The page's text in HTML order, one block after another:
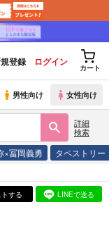
登録 ログイン
カート
男性向け 女性向け
詳細
検索
×冨岡義勇 タペストリー
する LINEで送る